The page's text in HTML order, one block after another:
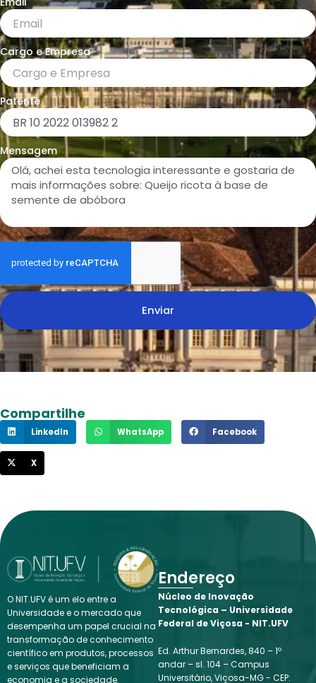
Cargo e Empresa
Patente
Mensagem
Enviar
Compartilhe
LinkedIn WhatsApp Facebook
X
O NIT.UFV é um elo entre a
Universidade e o mercado que
desempenha um papel crucial na
transformação de conhecimento
científico em produtos, processos
e serviços que beneficiam a
economia e a sociedade.
Endereço
Núcleo de Inovação
Tecnológica – Universidade
Federal de Viçosa - NIT.UFV
Ed. Arthur Bernardes, 840 – 1º
andar – sl. 104 – Campus
Universitário, Viçosa-MG - CEP: